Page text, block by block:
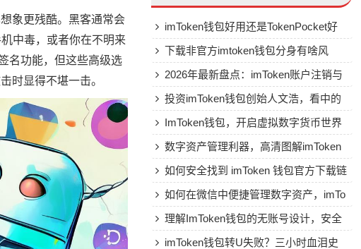
象更残酷。黑客通常会
中毒，或者你在不明来
名功能，但这些高级选
时显得不堪一击。
imToken钱包好用还是TokenPocket好
用？深入对比两大热门钱包
下载非官方imtoken钱包分身有啥风
险？有啥安全替代方案？
2026年最新盘点：imToken账户注销与
密码清除终极指南，哪个方法最靠谱？
投资imToken钱包创始人文浩，看中的
是啥？为啥不直接买币？
ImToken钱包，开启虚拟数字货币世界
的安全与便捷之门
数字资产管理利器，高清图解imToken
钱包软件
如何安全找到 imToken 钱包官方下载链
接？全面指南助你避开风险
如何在微信中便捷管理数字资产，imTo
ken钱包绑定微信全指南
理解ImToken钱包的无账号设计，安全
与去中心化的本质
imToken钱包转U失败？三小时血泪史